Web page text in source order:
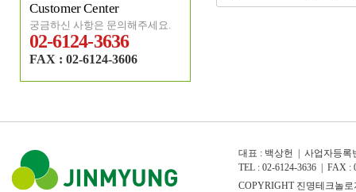
Customer Center
궁금하신 사항은 문의해주세요.
02-6124-3636
FAX : 02-6124-3606
대표 : 백상헌 | 사업자등록
TEL : 02-6124-3636 | FAX :
COPYRIGHT 진명테크놀